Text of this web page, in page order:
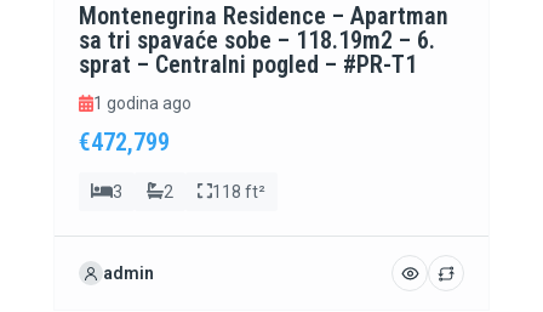
Montenegrina Residence – Apartman
sa tri spavaće sobe – 118.19m2 – 6.
sprat – Centralni pogled – #PR-T1
1 godina ago
€472,799
3 2 118 ft²
admin